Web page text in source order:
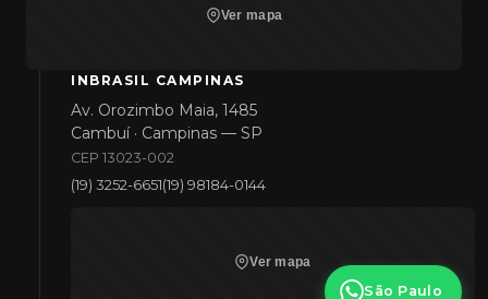
Ver mapa
INBRASIL CAMPINAS
Av. Orozimbo Maia, 1485
Cambuí · Campinas — SP
CEP 13023-002
(19) 3252-6651(19) 98184-0144
Ver mapa
São Paulo